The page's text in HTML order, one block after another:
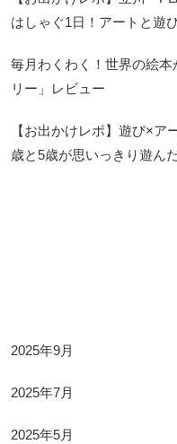
はしゃぐ1日！アートと遊
毎月わくわく！世界の絵
リー」レビュー
【お出かけレポ】遊び×ア
歳と5歳が思いっきり遊ん
2025年9月
2025年7月
2025年5月